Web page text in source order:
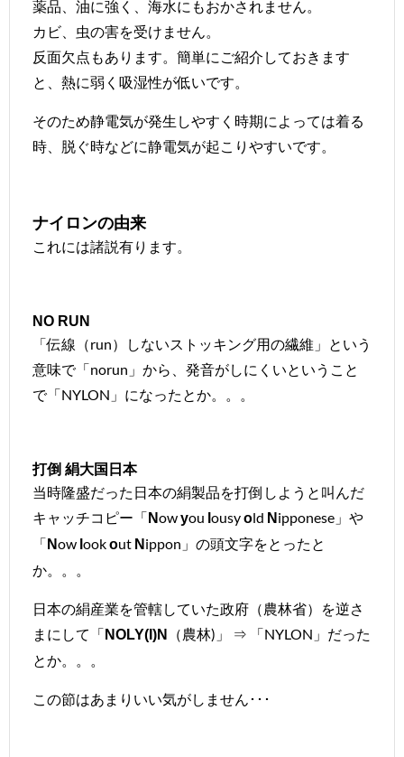
薬品、油に強く、海水にもおかされません。
カビ、虫の害を受けません。
反面欠点もあります。簡単にご紹介しておきます
と、熱に弱く吸湿性が低いです。
そのため静電気が発生しやすく時期によっては着る
時、脱ぐ時などに静電気が起こりやすいです。
ナイロンの由来
これには諸説有ります。
NO RUN
「伝線（run）しないストッキング用の繊維」という
意味で「norun」から、発音がしにくいということ
で「NYLON」になったとか。。。
打倒 絹大国日本
当時隆盛だった日本の絹製品を打倒しようと叫んだ
キャッチコピー「 Nowyou ousyold N ipponese」や
「 Now ookout N ippon」の頭文字をとったと
か。。。
日本の絹産業を管轄していた政府（農林省）を逆さ
まにして「 NOLY(I)N
（農林)」 ⇒ 「NYLON」だった
とか。。。
この節はあまりいい気がしません･･･